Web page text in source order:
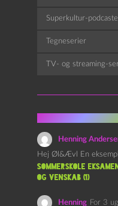
Superkultur-
Tegneserier
TV- og streaming-
Henning
Sommerskole
og Venskab (1)
Henning For 3